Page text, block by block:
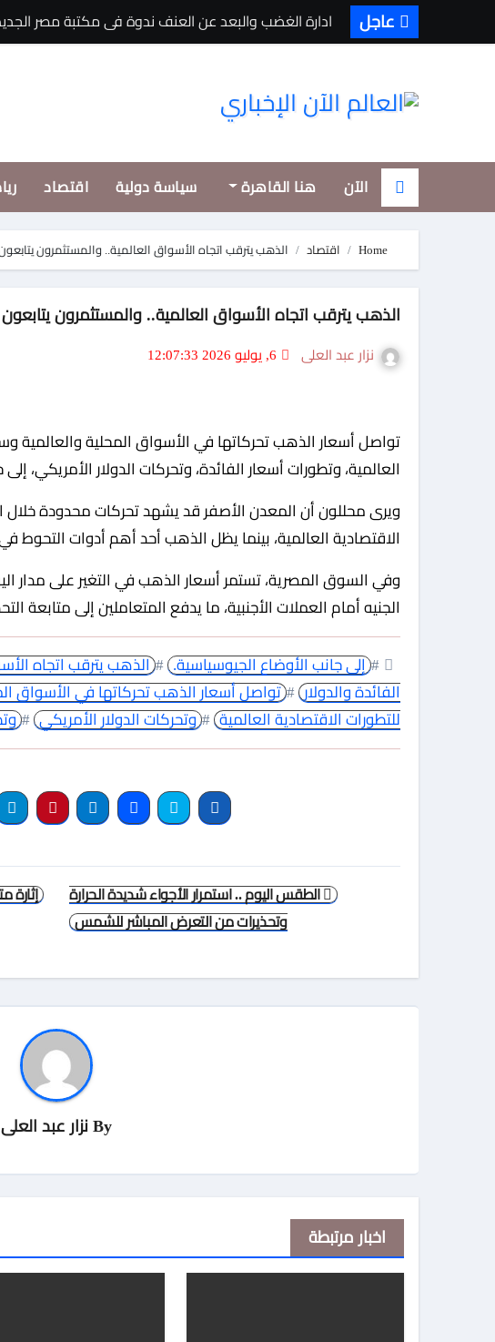
عاجل ادارة الغضب والبعد عن العنف ندوة فى مكتبة مصر
الآن هنا القاهرة سياسة دولية اقتصاد
Home اقتصاد الذهب يترقب اتجاه الأسواق العالمية.. والمستثمرون يتابعون
الذهب يترقب اتجاه الأسواق العالمية.. والمستثمرون يتابعون
نزار عبد العلى
تواصل أسعار الذهب تحركاتها في الأسواق المحلية والعالمية وسط حالة من الترقب لقرارات السياسة النقدية
العالمية، وتطورات أسعار الفائدة، وتحركات الدولار الأمريكي،
ويرى محللون أن المعدن الأصفر قد يشهد تحركات محدودة خلال
الاقتصادية العالمية، بينما يظل الذهب أحد أهم أدوات التحوط
وفي السوق المصرية، تستمر أسعار الذهب في التغير على مدار
الجنيه أمام العملات الأجنبية، ما يدفع المتعاملين إلى متابعة
# إلى جانب الأوضاع الجيوسياسية. # الذهب يترقب اتجاه
الفائدة والدولار
# تواصل أسعار الذهب تحركاتها في الأسواق
للتطورات الاقتصادية العالمية # وتحركات الدولار الأمريكي #
تصفّح
إثارة
الطقس اليوم .. استمرار الأجواء شديدة الحرارة
وتحذيرات من التعرض المباشر للشمس
By نزار عبد العلى
اخبار مرتبطة